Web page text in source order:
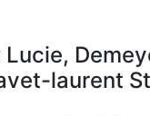
laurent